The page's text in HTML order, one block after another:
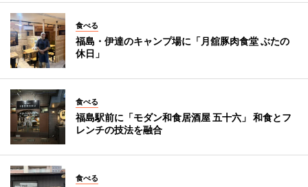
食べる
福島・伊達のキャンプ場に「月舘豚肉食堂 ぶたの
休日」
食べる
福島駅前に「モダン和食居酒屋 五十六」 和食とフ
レンチの技法を融合
食べる